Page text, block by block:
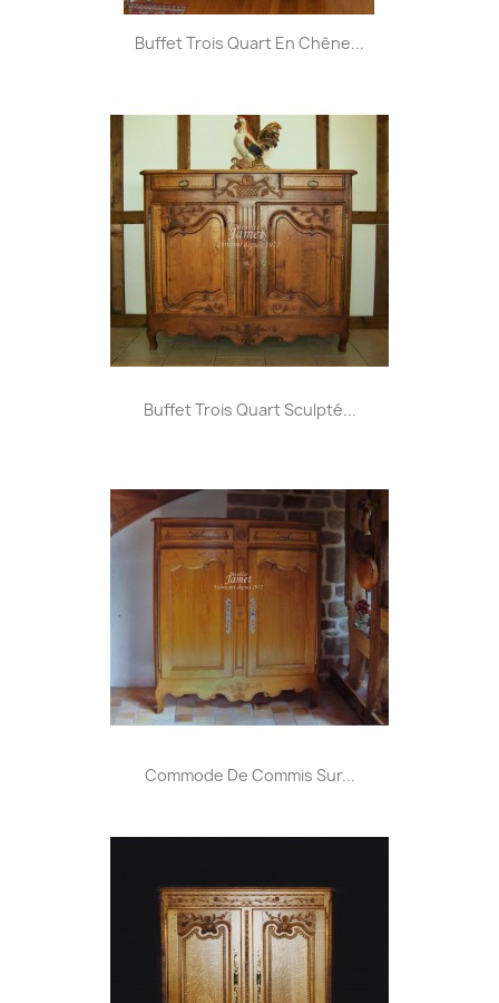
Buffet Trois Quart En Chêne...
Buffet Trois Quart Sculpté...
Commode De Commis Sur...